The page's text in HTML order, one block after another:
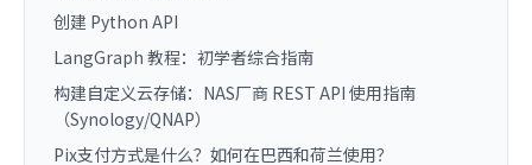
创建 Python API
LangGraph 教程：初学者综合指南
构建自定义云存储：NAS厂商 REST API 使用指南
（Synology/QNAP）
Pix支付方式是什么？如何在巴西和荷兰使用？